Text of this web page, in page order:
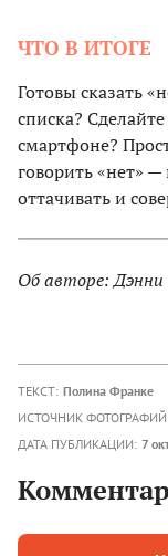
ЧТО В ИТОГЕ
Готовы сказать
списка?
смартфоне?
говорить «нет»
оттачивать и
Об авторе: Дэнни
ТЕКСТ: Полина Франке
ИСТОЧНИК
ДАТА ПУБЛИКАЦИИ: 7